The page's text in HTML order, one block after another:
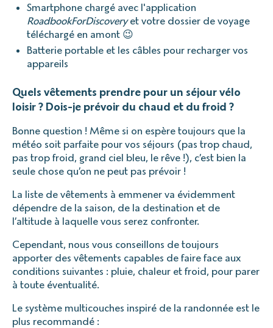
Smartphone chargé avec l'application
RoadbookForDiscoveryet votre dossier de voyage
téléchargé en amont 😉
Batterie portable et les câbles pour recharger vos
appareils
Quels vêtements prendre pour un séjour vélo
loisir ? Dois-je prévoir du chaud et du froid ?
Bonne question ! Même si on espère toujours que la
météo soit parfaite pour vos séjours (pas trop chaud,
pas trop froid, grand ciel bleu, le rêve !), c’est bien la
seule chose qu’on ne peut pas prévoir !
La liste de vêtements à emmener va évidemment
dépendre de la saison, de la destination et de
l’altitude à laquelle vous serez confronter.
Cependant, nous vous conseillons de toujours
apporter des vêtements capables de faire face aux
conditions suivantes : pluie, chaleur et froid, pour parer
à toute éventualité.
Le système multicouches inspiré de la randonnée est le
plus recommandé :